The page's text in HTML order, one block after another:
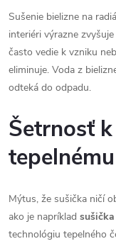
Sušenie bielizne na
interiéri výrazne
často vedie k vzniku
eliminuje. Voda z
odteká do odpadu.
Šetrnosť
Mýtus, že sušička ničí
ako je napríklad
technológiu tepelného